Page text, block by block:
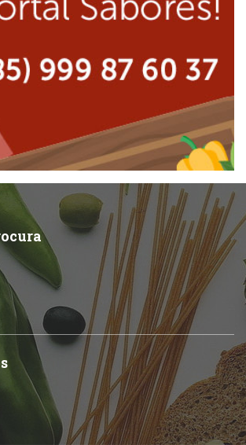
Lanchonetes
Massas
e Frutos do Mar
Pizzarias
Portuguesa
Self-service
Sobremesas e sorvetes
e Frutos do Mar
Pizzarias
Sobremesas e sorvetes
Variados